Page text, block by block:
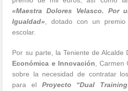
«Maestra Dolores Velasco. Por
Igualdad» , dotado con un
escolar.
Por su parte, la Teniente de Alcalde
Económica e Innovación ,
sobre la necesidad de contratar
para el Proyecto “Dual